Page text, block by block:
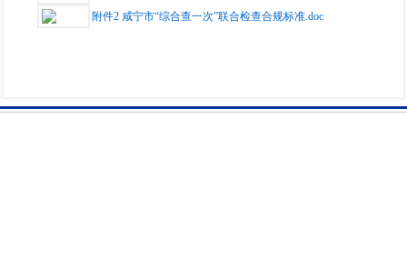
附件2 咸宁市“综合查一次”联合检查合规标准.doc